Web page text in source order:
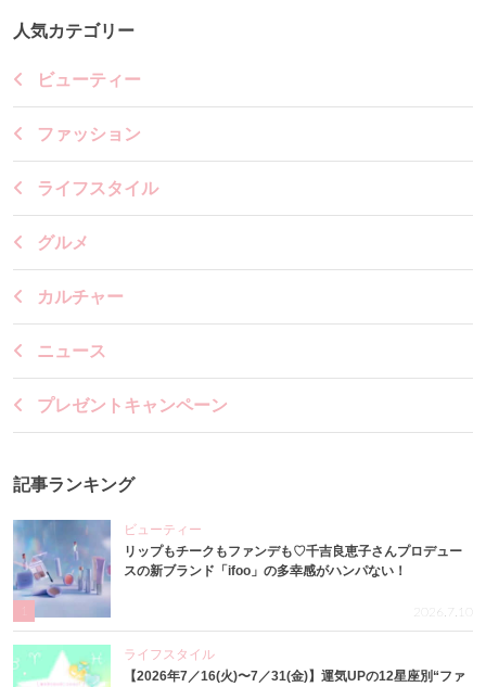
人気カテゴリー
ビューティー
ファッション
ライフスタイル
グルメ
カルチャー
ニュース
プレゼントキャンペーン
記事ランキング
ビューティー
リップもチークもファンデも♡千吉良恵子さんプロデュー
スの新ブランド「ifoo」の多幸感がハンパない！
2026.7.10
ライフスタイル
【2026年7／16(火)〜7／31(金)】運気UPの12星座別“ファ